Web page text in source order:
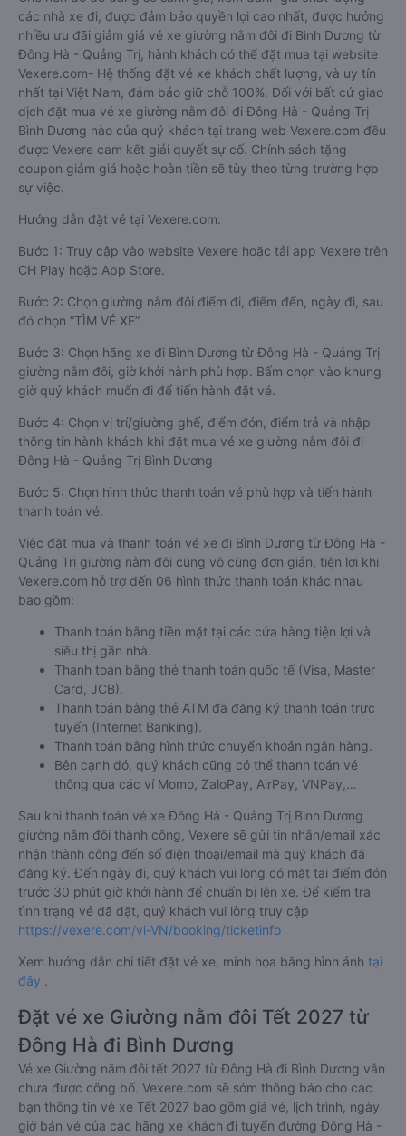
các nhà xe đi, được đảm bảo quyền lợi cao nhất, được hưởng
nhiều ưu đãi giảm giá vé xe giường nằm đôi đi Bình Dương từ
Đông Hà - Quảng Trị, hành khách có thể đặt mua tại website
Vexere.com- Hệ thống đặt vé xe khách chất lượng, và uy tín
nhất tại Việt Nam, đảm bảo giữ chỗ 100%. Đối với bất cứ giao
dịch đặt mua vé xe giường nằm đôi đi Đông Hà - Quảng Trị
Bình Dương nào của quý khách tại trang web Vexere.com đều
được Vexere cam kết giải quyết sự cố. Chính sách tặng
coupon giảm giá hoặc hoàn tiền sẽ tùy theo từng trường hợp
sự việc.
Hướng dẫn đặt vé tại Vexere.com:
Bước 1: Truy cập vào website Vexere hoặc tải app Vexere trên
CH Play hoặc App Store.
Bước 2: Chọn giường nằm đôi điểm đi, điểm đến, ngày đi, sau
đó chọn “TÌM VÉ XE”.
Bước 3: Chọn hãng xe đi Bình Dương từ Đông Hà - Quảng Trị
giường nằm đôi, giờ khởi hành phù hợp. Bấm chọn vào khung
giờ quý khách muốn đi để tiến hành đặt vé.
Bước 4: Chọn vị trí/giường ghế, điểm đón, điểm trả và nhập
thông tin hành khách khi đặt mua vé xe giường nằm đôi đi
Đông Hà - Quảng Trị Bình Dương
Bước 5: Chọn hình thức thanh toán vé phù hợp và tiến hành
thanh toán vé.
Việc đặt mua và thanh toán vé xe đi Bình Dương từ Đông Hà -
Quảng Trị giường nằm đôi cũng vô cùng đơn giản, tiện lợi khi
Vexere.com hỗ trợ đến 06 hình thức thanh toán khác nhau
bao gồm:
Thanh toán bằng tiền mặt tại các cửa hàng tiện lợi và
siêu thị gần nhà.
Thanh toán bằng thẻ thanh toán quốc tế (Visa, Master
Card, JCB).
Thanh toán bằng thẻ ATM đã đăng ký thanh toán trực
tuyến (Internet Banking).
Thanh toán bằng hình thức chuyển khoản ngân hàng.
Bên cạnh đó, quý khách cũng có thể thanh toán vé
thông qua các ví Momo, ZaloPay, AirPay, VNPay,…
Sau khi thanh toán vé xe Đông Hà - Quảng Trị Bình Dương
giường nằm đôi thành công, Vexere sẽ gửi tin nhắn/email xác
nhận thành công đến số điện thoại/email mà quý khách đã
đăng ký. Đến ngày đi, quý khách vui lòng có mặt tại điểm đón
trước 30 phút giờ khởi hành để chuẩn bị lên xe. Để kiểm tra
tình trạng vé đã đặt, quý khách vui lòng truy cập
https://vexere.com/vi-VN/booking/ticketinfo
Xem hướng dẫn chi tiết đặt vé xe, minh họa bằng hình ảnh tại
đây .
Đặt vé xe Giường nằm đôi Tết 2027 từ
Đông Hà đi Bình Dương
Vé xe Giường nằm đôi tết 2027 từ Đông Hà đi Bình Dương vẫn
chưa được công bố. Vexere.com sẽ sớm thông báo cho các
bạn thông tin vé xe Tết 2027 bao gồm giá vé, lịch trình, ngày
giờ bán vé của các hãng xe khách đi tuyến đường Đông Hà -